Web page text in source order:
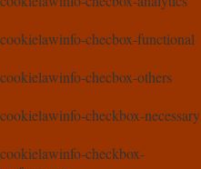
cookielawinfo-checbox-functional
cookielawinfo-checbox-others
cookielawinfo-checkbox-necessary
cookielawinfo-checkbox-